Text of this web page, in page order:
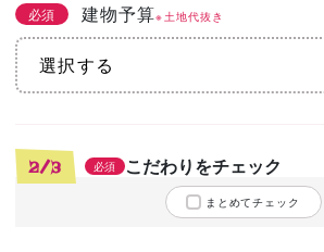
必須 建物予算※土地代抜き
2/3 必須 こだわりをチェック
まとめてチェック